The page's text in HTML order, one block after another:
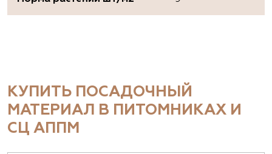
КУПИТЬ ПОСАДОЧНЫЙ
МАТЕРИАЛ В ПИТОМНИКАХ И
СЦ АППМ